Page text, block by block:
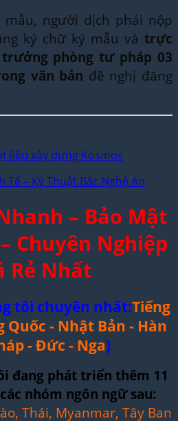
người dịch phải nộp
ký chữ ký mẫu và trực
phòng tư pháp 03
văn bản đề nghị đăng
liệu xây dựng Kosmos
– Kỹ Thuật Bắc Nghệ An
– Bảo Mật
Chuyên Nghiệp
Rẻ Nhất
tôi chuyên nhất:Tiếng
Quốc - Nhật Bản - Hàn
- Đức - Nga)
đang phát triển thêm 11
nhóm ngôn ngữ sau:
Thái, Myanmar, Tây Ban